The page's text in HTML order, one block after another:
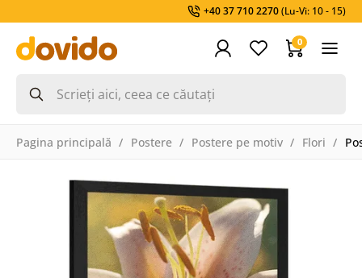
+40 37 710 2270(Lu-Vi: 10 - 15)
0
Pagina principală Postere Postere pe motiv Flori